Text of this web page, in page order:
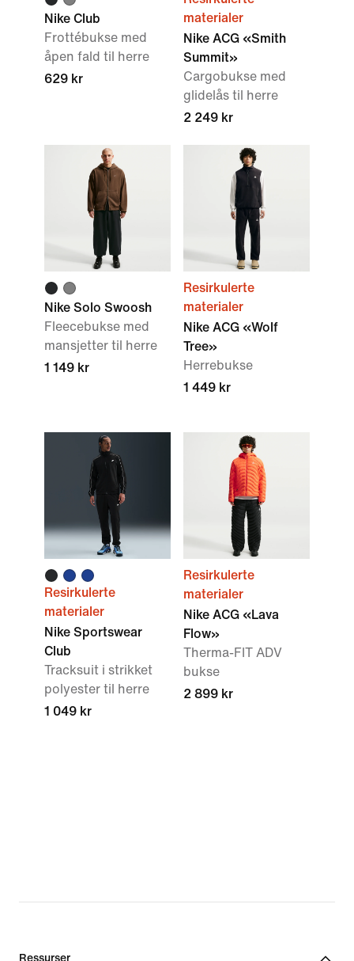
Nike Club
Frottébukse med
åpen fald til herre
629 kr
materialer
Nike ACG «Smith
Summit»
Cargobukse med
glidelås til herre
2 249 kr
Nike Solo Swoosh
Fleecebukse med
mansjetter til herre
1 149 kr
Resirkulerte
materialer
Nike ACG «Wolf
Tree»
Herrebukse
1 449 kr
Resirkulerte
materialer
Nike Sportswear
Club
Tracksuit i strikket
polyester til herre
1 049 kr
Resirkulerte
materialer
Nike ACG «Lava
Flow»
Therma-FIT ADV
bukse
2 899 kr
Ressurser